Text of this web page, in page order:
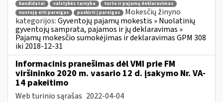
kandidatai valstybės tarnyba
turto ir pajamų deklaravimas
nustoję eiti pareigas
paskirti į pareigas
Mokesčių žinyno
kategorijos:Gyventojų pajamų mokestis » Nuolatinių
gyventojų samprata, pajamos ir jų deklaravimas »
Pajamų mokesčio sumokėjimas ir deklaravimas GPM 308
iki 2018-12-31
Informacinis pranešimas dėl VMI prie FM
viršininko 2020 m. vasario 12 d. įsakymo Nr. VA-
14 pakeitimo
Web turinio sąrašas 2022-04-04